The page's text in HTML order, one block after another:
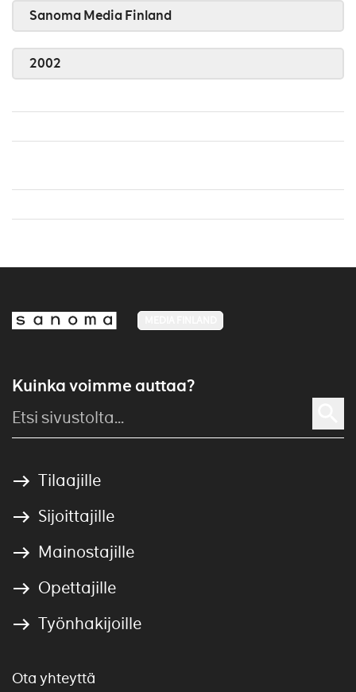
Sanoma Media Finland
2002
Kuinka voimme auttaa?
Tilaajille
Sijoittajille
Mainostajille
Opettajille
Työnhakijoille
Ota yhteyttä